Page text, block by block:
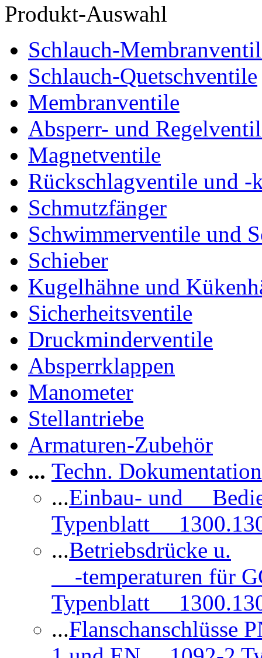
Produkt-Auswahl
Schlauch-
Schlauch-Quetschventile
Membranventile
Absperr- und
Magnetventile
Rückschlagventile und -
Schmutzfänger
Schwimmerventile und
Schieber
Kugelhähne und
Sicherheitsventile
Druckminderventile
Absperrklappen
Manometer
Stellantriebe
Armaturen-Zubehör
... Techn.
...Einbau- und
Typenblatt
...Betriebsdrücke u.
-temperaturen für
Typenblatt
...